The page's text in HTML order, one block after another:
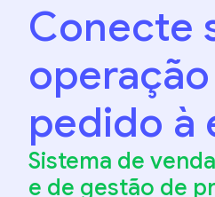
Conecte
pedido à
Sistema de
e de gestão de